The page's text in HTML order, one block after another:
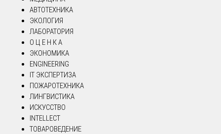
АВТОТЕХНИКА
ЭКОЛОГИЯ
ЛАБОРАТОРИЯ
О Ц Е Н К А
ЭКОНОМИКА
ENGINEERING
IT ЭКСПЕРТИЗА
ПОЖАРОТЕХНИКА
ЛИНГВИСТИКА
ИСКУССТВО
INTELLECT
ТОВАРОВЕДЕНИЕ